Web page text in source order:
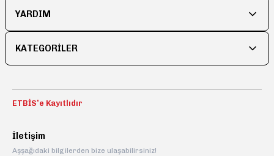
YARDIM
KATEGORİLER
ETBİS’e Kayıtlıdır
İletişim
Aşşağıdaki bilgilerden bize ulaşabilirsiniz!